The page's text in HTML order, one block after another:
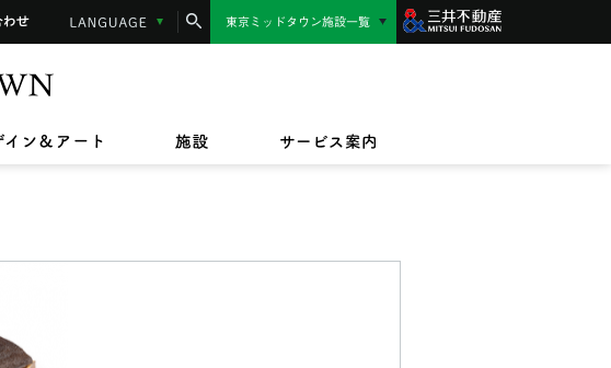
ース&メディア
お問い合わせ LANGUAGE東京ミッドタウン施設一覧
ード デザイン&アート施設 サービス案内
2026/7/17(金)〜8/16(日)
ASHIMIZU（PARASOLS GARDEN）
ン》新規ご入会キャンペーン
東京ミッドタウン オフィス ビルボードライブ東京
コンシェルジュサービス
ペット同伴のお客様へ